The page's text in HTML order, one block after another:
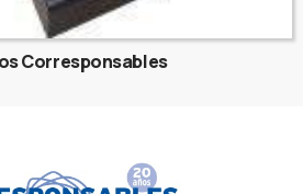
Corresponsables